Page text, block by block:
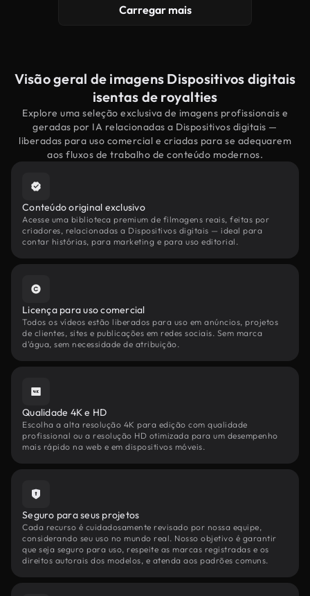
Carregar mais
Visão geral de imagens Dispositivos digitais
isentas de royalties
Explore uma seleção exclusiva de imagens profissionais e
geradas por IA relacionadas a Dispositivos digitais —
liberadas para uso comercial e criadas para se adequarem
aos fluxos de trabalho de conteúdo modernos.
Conteúdo original exclusivo
Acesse uma biblioteca premium de filmagens reais, feitas por
criadores, relacionadas a Dispositivos digitais — ideal para
contar histórias, para marketing e para uso editorial.
Licença para uso comercial
Todos os vídeos estão liberados para uso em anúncios, projetos
de clientes, sites e publicações em redes sociais. Sem marca
d'água, sem necessidade de atribuição.
Qualidade 4K e HD
Escolha a alta resolução 4K para edição com qualidade
profissional ou a resolução HD otimizada para um desempenho
mais rápido na web e em dispositivos móveis.
Seguro para seus projetos
Cada recurso é cuidadosamente revisado por nossa equipe,
considerando seu uso no mundo real. Nosso objetivo é garantir
que seja seguro para uso, respeite as marcas registradas e os
direitos autorais dos modelos, e atenda aos padrões comuns.